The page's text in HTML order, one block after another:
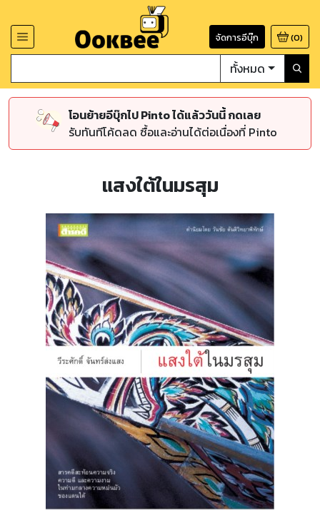
จัดการอีบุ๊ก (0)
ทั้งหมด
โอนย้ายอีบุ๊กไป Pinto ได้แล้ววันนี้ กดเลย
รับทันทีโค้ดลด ซื้อและอ่านได้ต่อเนื่องที่ Pinto
แสงใต้ในมรสุม